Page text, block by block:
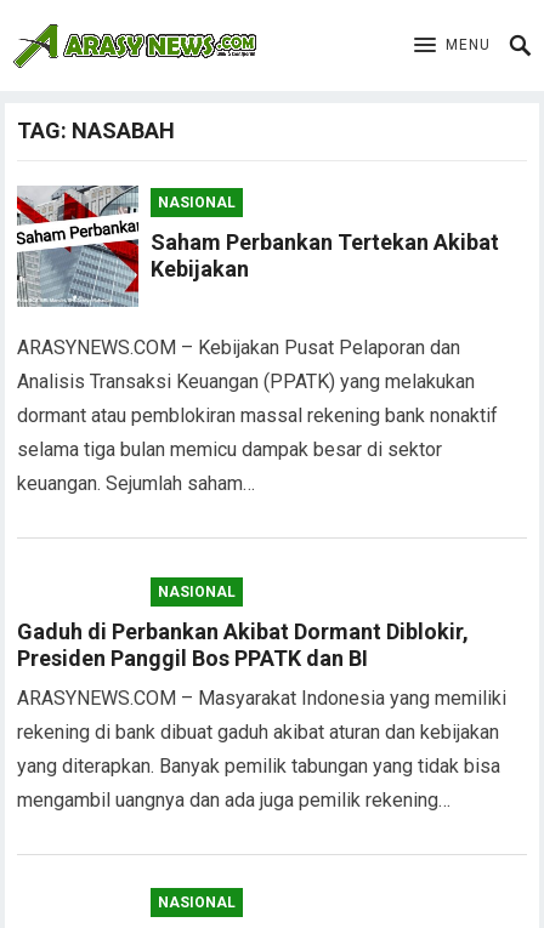
MENU
TAG: NASABAH
NASIONAL
Saham Perbankan Tertekan Akibat
Kebijakan
ARASYNEWS.COM – Kebijakan Pusat Pelaporan dan
Analisis Transaksi Keuangan (PPATK) yang melakukan
dormant atau pemblokiran massal rekening bank nonaktif
selama tiga bulan memicu dampak besar di sektor
keuangan. Sejumlah saham…
NASIONAL
Gaduh di Perbankan Akibat Dormant Diblokir,
Presiden Panggil Bos PPATK dan BI
ARASYNEWS.COM – Masyarakat Indonesia yang memiliki
rekening di bank dibuat gaduh akibat aturan dan kebijakan
yang diterapkan. Banyak pemilik tabungan yang tidak bisa
mengambil uangnya dan ada juga pemilik rekening…
NASIONAL